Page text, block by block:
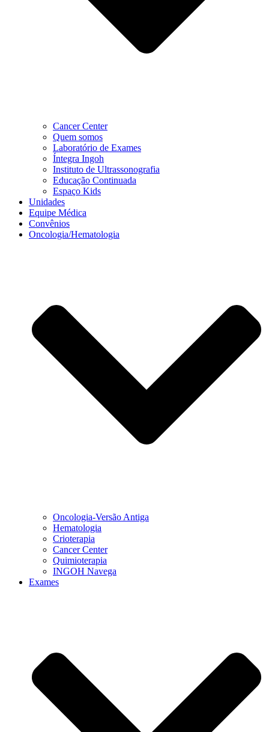
Cancer Center
Quem somos
Laboratório de Exames
Íntegra Ingoh
Instituto de Ultrassonografia
Educação Continuada
Espaço Kids
Unidades
Equipe Médica
Convênios
Oncologia/Hematologia
Oncologia-Versão Antiga
Hematologia
Crioterapia
Cancer Center
Quimioterapia
INGOH Navega
Exames